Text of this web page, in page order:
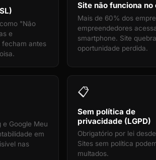
"Não
e
fecham antes
Site não funciona no
Mais de 60% dos
empreendedores
smartphone. Site
oportunidade perdida.
e Google Meu
em
nas
📋
Sem política de
privacidade (LGPD)
Obrigatório por lei
Sites sem política
multados.